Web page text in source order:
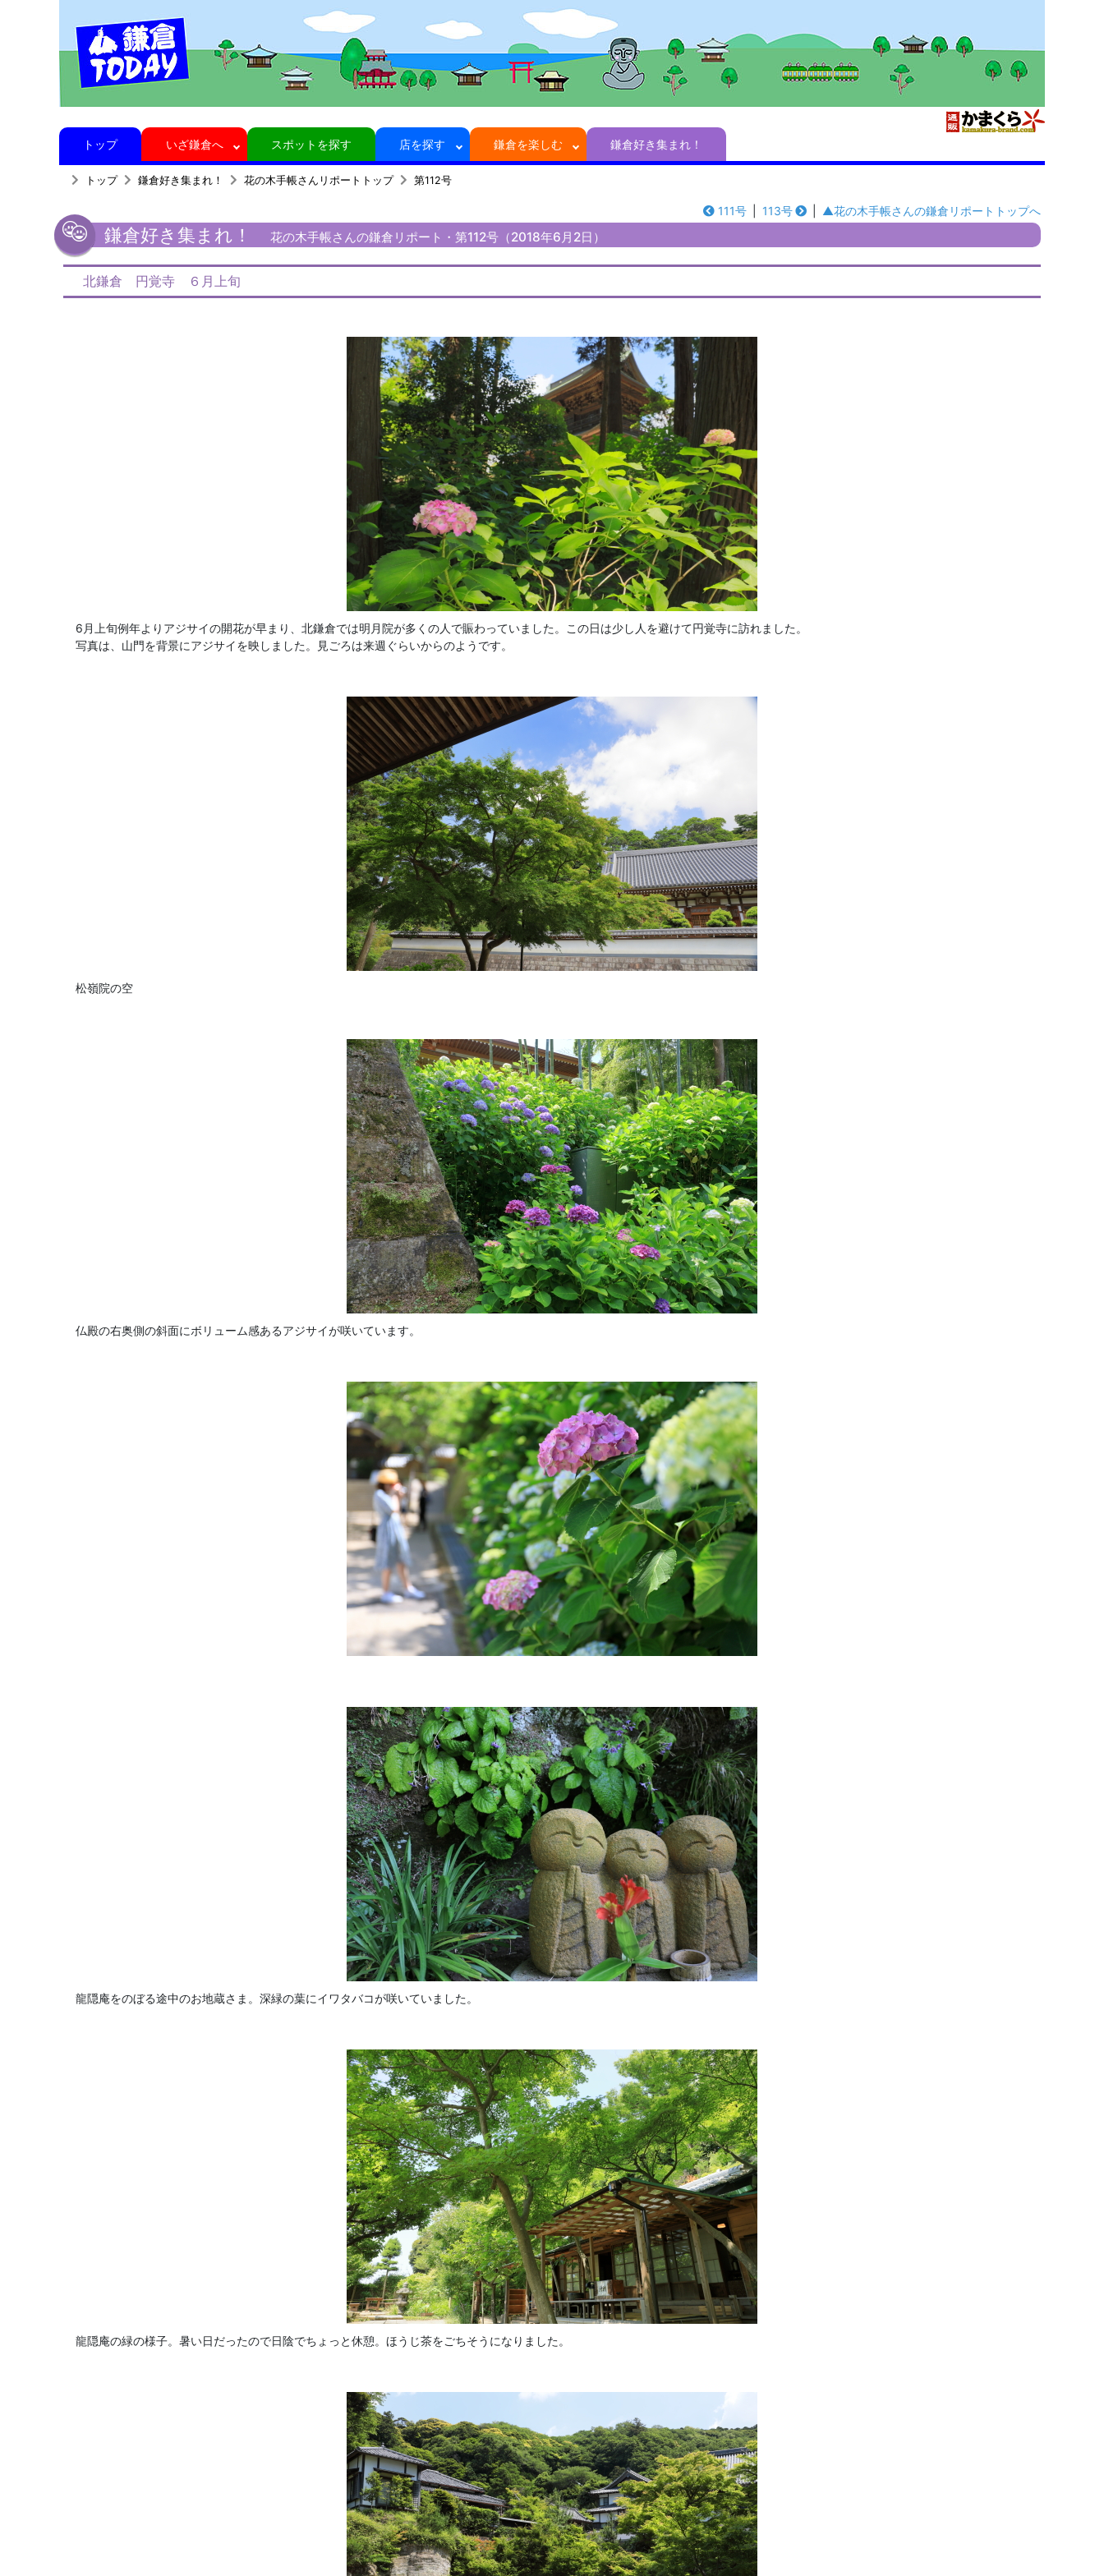
トップ いざ鎌倉へ スポットを探す 店を探す 鎌倉を楽しむ 鎌倉好き集まれ！
トップ 鎌倉好き集まれ！ 花の木手帳さんリポートトップ 第112号
111号 113号 ▲花の木手帳さんの鎌倉リポートトップへ
鎌倉好き集まれ！ 花の木手帳さんの鎌倉リポート・第112号（2018年6月2日）
北鎌倉 円覚寺 ６月上旬
6月上旬例年よりアジサイの開花が早まり、北鎌倉では明月院が多くの人で賑わっていました。この日は少し人を避けて円覚寺に訪れました。
写真は、山門を背景にアジサイを映しました。見ごろは来週ぐらいからのようです。
松嶺院の空
仏殿の右奥側の斜面にボリューム感あるアジサイが咲いています。
龍隠庵をのぼる途中のお地蔵さま。深緑の葉にイワタバコが咲いていました。
龍隠庵の緑の様子。暑い日だったので日陰でちょっと休憩。ほうじ茶をごちそうになりました。